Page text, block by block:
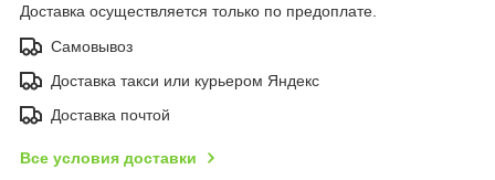
Доставка осуществляется только по предоплате.
Самовывоз
Доставка такси или курьером Яндекс
Доставка почтой
Все условия доставки